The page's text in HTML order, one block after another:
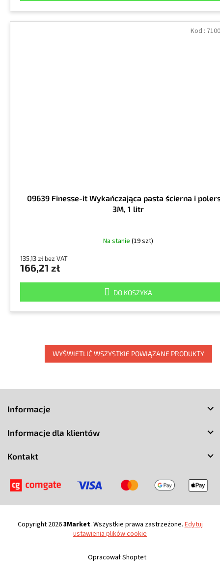
09639 Finesse-it Wykańczająca pasta ścierna i
3M, 1 litr
Na stanie (19 szt)
135,13 zł bez VAT
166,21 zł
DO KOSZYKA
Kod :
WYŚWIETLIĆ WSZYSTKIE POWIĄZANE PRODUKTY
Informacje
Informacje dla klientów
Kontakt
Opracował Shoptet
Copyright 20263Market. Wszystkie prawa zastrzeżone. Edytuj
ustawienia plików cookie